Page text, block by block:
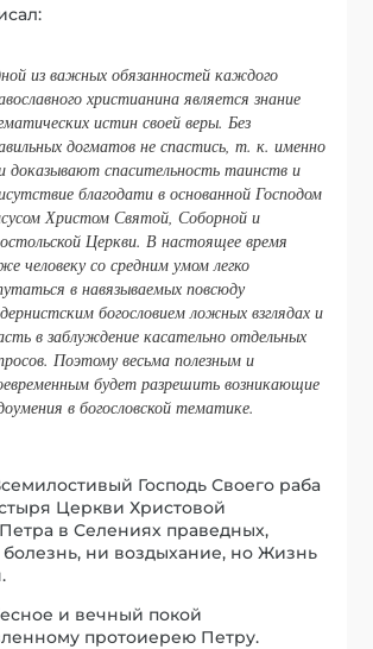
из важных обязанностей каждого
христианина является знание
истин своей веры. Без
догматов не спастись, т. к. именно
доказывают спасительность таинств и
благодати в основанной Господом
Христом Святой, Соборной и
Церкви. В настоящее время
человеку со средним умом легко
в навязываемых повсюду
богословием ложных взглядах и
в заблуждение касательно отдельных
Поэтому весьма полезным и
будет разрешить возникающие
в богословской тематике.
Господь Своего раба
Церкви Христовой
в Селениях праведных,
ни воздыхание, но Жизнь
и вечный покой
протоиерею Петру.